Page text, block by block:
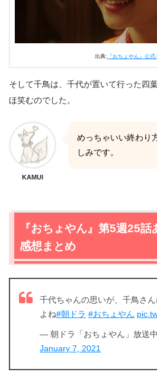
出典: 『おちょやん』公式
そして千鳥は、千代が置いて行った四
ほ笑むのでした。
KAMUI
めっちゃいい終わり
しみです。
『おちょやん』第5週25
感想まとめ
千代ちゃんの思いが、千鳥さ
よね#朝ドラ #おちょやん
— 朝ドラ「おちょやん」放送
January 7, 2021